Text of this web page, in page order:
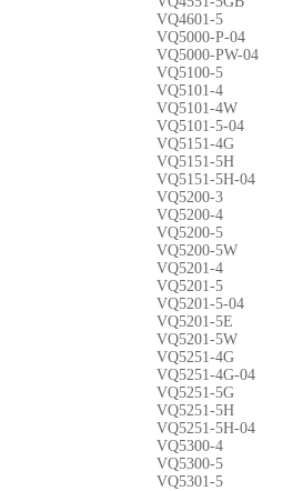
VQ4601-5
VQ5000-P-04
VQ5000-PW-04
VQ5100-5
VQ5101-4
VQ5101-4W
VQ5101-5-04
VQ5151-4G
VQ5151-5H
VQ5151-5H-04
VQ5200-3
VQ5200-4
VQ5200-5
VQ5200-5W
VQ5201-4
VQ5201-5
VQ5201-5-04
VQ5201-5E
VQ5201-5W
VQ5251-4G
VQ5251-4G-04
VQ5251-5G
VQ5251-5H
VQ5251-5H-04
VQ5300-4
VQ5300-5
VQ5301-5